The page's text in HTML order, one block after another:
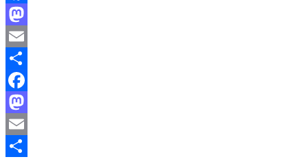
Facebook
Mastodon
Email
Compartir
Facebook
Mastodon
Email